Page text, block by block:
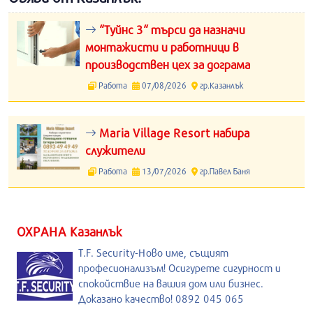
“Туйнс 3“ търси да назначи
монтажисти и работници в
производствен цех за дограма
Работа 07/08/2026 гр.Казанлък
Maria Village Resort набира
служители
Работа 13/07/2026 гр.Павел Баня
ОХРАНА Казанлък
T.F. Security-Ново име, същият
професионализъм! Осигурете сигурност и
спокойствие на вашия дом или бизнес.
Доказано качество! 0892 045 065